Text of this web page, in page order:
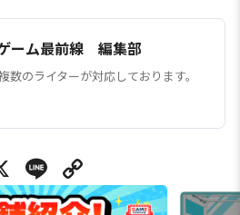
ーム最前線 編集部
数のライターが対応しております。
X Line